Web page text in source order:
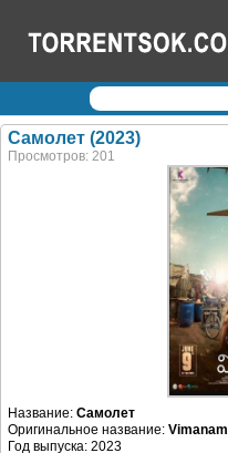
Логин:
Регистрация
Самолет (2023)
Просмотров: 201
Название: Самолет
Оригинальное название: Vimanam
Год выпуска: 2023